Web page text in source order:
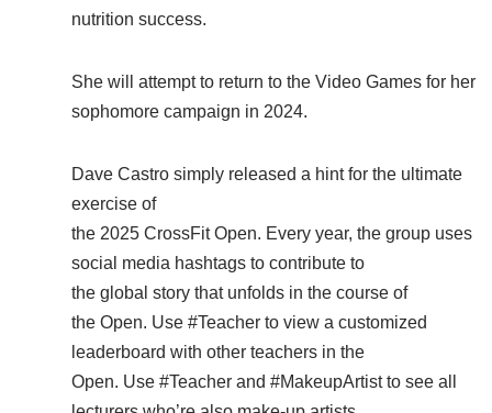
nutrition success.
She will attempt to return to the Video Games for her
sophomore campaign in 2024.
Dave Castro simply released a hint for the ultimate
exercise of
the 2025 CrossFit Open. Every year, the group uses
social media hashtags to contribute to
the global story that unfolds in the course of
the Open. Use #Teacher to view a customized
leaderboard with other teachers in the
Open. Use #Teacher and #MakeupArtist to see all